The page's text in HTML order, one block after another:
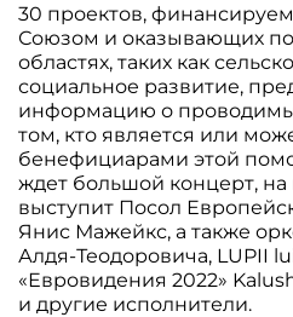
30 проектов,
Союзом и оказывающих
областях, таких как
социальное развитие,
информацию о
том, кто является или
бенефициарами этой
ждет большой концерт,
выступит Посол
Янис Мажейкс, а также
Алдя-Теодоровича, LUPII
«Евровидения 2022»
и другие исполнители.